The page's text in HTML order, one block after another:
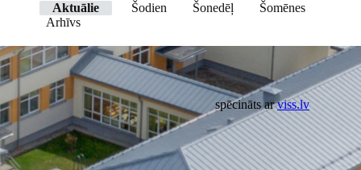
Aktuālie Šodien Šonedēļ
Šomēnes
Arhīvs
spēcināts arviss.lv